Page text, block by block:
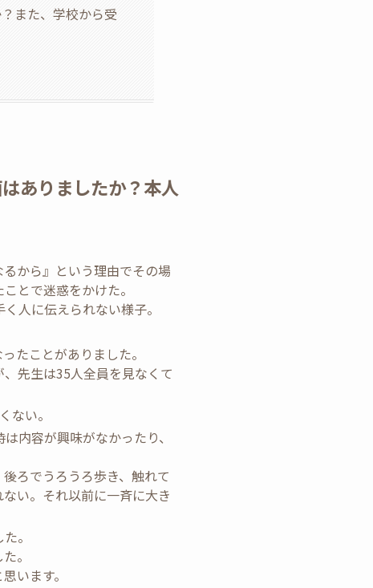
また、学校から受
ありましたか？本人
から』という理由でその場
とで迷惑をかけた。
人に伝えられない様子。
たことがありました。
先生は35人全員を見なくて
ない。
内容が興味がなかったり、
ろでうろうろ歩き、触れて
い。それ以前に一斉に大き
。
。
います。